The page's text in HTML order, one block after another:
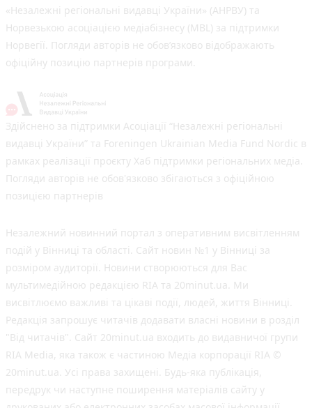
«Незалежні регіональні видавці України» (АНРВУ) та
Норвезькою асоціацією медіабізнесу (MBL) за підтримки
Норвегії. Погляди авторів не обов’язково відображають
офіційну позицію партнерів програми.
Здійснено за підтримки Асоціації “Незалежні регіональні
видавці України” та Foreningen Ukrainian Media Fund Nordic в
рамках реалізації проєкту Хаб підтримки регіональних медіа.
Погляди авторів не обов'язково збігаються з офіційною
позицією партнерів
Незалежний новинний портал з оперативним висвітленням
подій у Вінниці та області. Сайт новин №1 у Вінниці за
розміром аудиторії. Новини створюються для Вас
мультимедійною редакцією RIA та 20minut.ua. Ми
висвітлюємо важливі та цікаві події, людей, життя Вінниці.
Редакція запрошує читачів додавати власні новини в розділ
"Від читачів". Сайт 20minut.ua входить до видавничої групи
RIA Media, яка також є частиною Медіа корпорації RIA ©
20minut.ua. Усі права захищені. Будь-яка публiкацiя,
передрук чи наступне поширення матеріалів сайту у